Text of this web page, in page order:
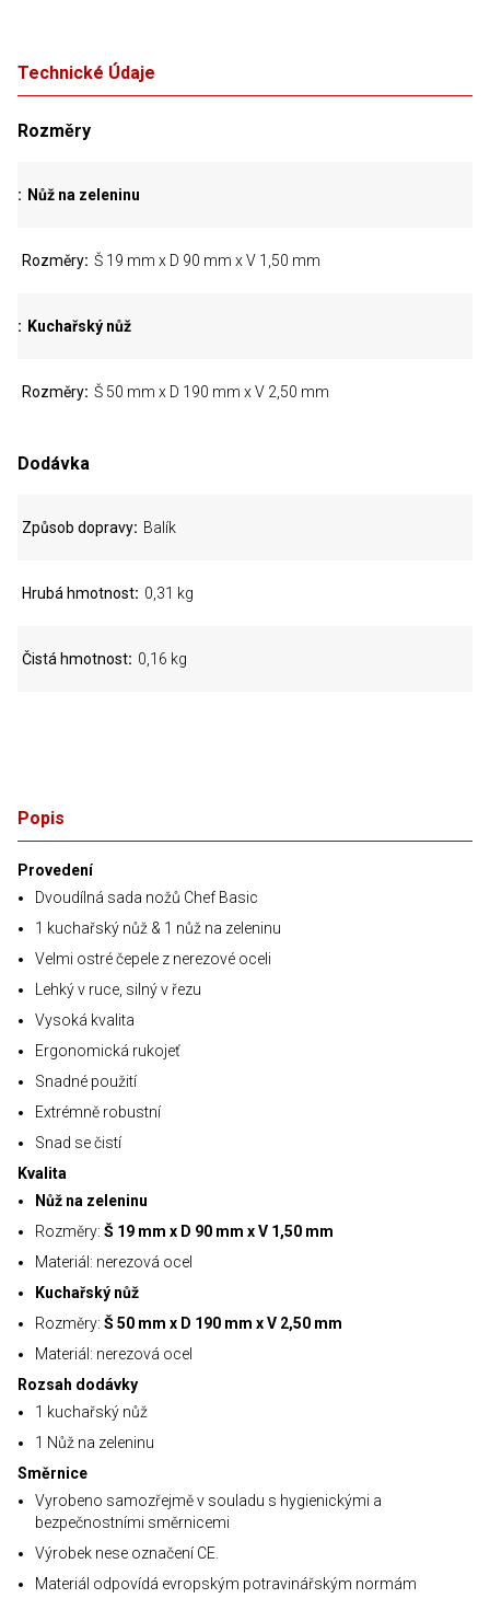
Popis
Provedení
Dvoudílná sada nožů Chef Basic
1 kuchařský nůž & 1 nůž na zeleninu
Velmi ostré čepele z nerezové oceli
Lehký v ruce, silný v řezu
Vysoká kvalita
Ergonomická rukojeť
Snadné použití
Extrémně robustní
Snad se čistí
Kvalita
Nůž na zeleninu
Rozměry: Š 19 mm x D 90 mm x V 1,50 mm
Materiál: nerezová ocel
Kuchařský nůž
Rozměry: Š 50 mm x D 190 mm x V 2,50 mm
Materiál: nerezová ocel
Rozsah dodávky
1 kuchařský nůž
1 Nůž na zeleninu
Směrnice
Vyrobeno samozřejmě v souladu s hygienickými a
bezpečnostními směrnicemi
Výrobek nese označení CE.
Materiál odpovídá evropským potravinářským normám
Technické Údaje
Rozměry
Nůž na zeleninu
Rozměry Š 19 mm x D 90 mm x V 1,50 mm
Kuchařský nůž
Rozměry Š 50 mm x D 190 mm x V 2,50 mm
Dodávka
Způsob dopravy Balík
Hrubá hmotnost 0,31 kg
Čistá hmotnost 0,16 kg